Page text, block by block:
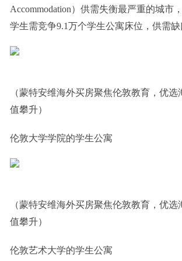
Accommodation）供需失衡最严重的城市
学生需竞争9.1万个学生公寓床位，供需缺
（蒙特安维海外买房聚焦伦敦教育，优选
值攀升）
伦敦大学学院的学生公寓
（蒙特安维海外买房聚焦伦敦教育，优选
值攀升）
伦敦艺术大学的学生公寓